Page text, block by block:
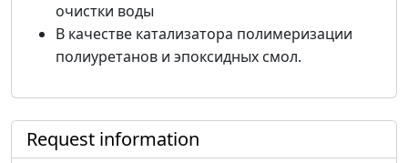
очистки воды
В качестве катализатора полимеризации
полиуретанов и эпоксидных смол.
Request information